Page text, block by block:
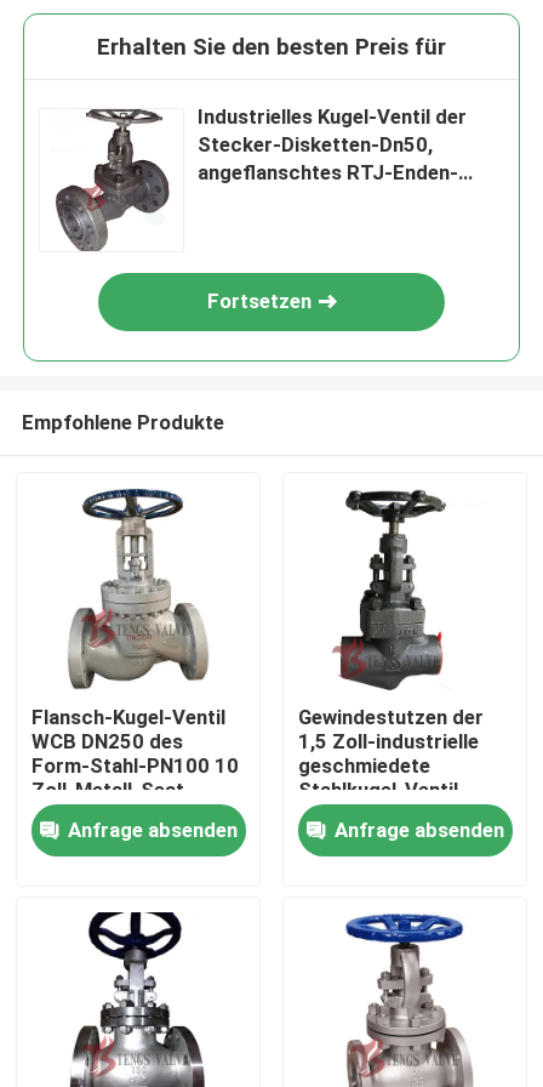
Haus
Produkte
Über uns
Erhalten Sie den besten Preis für
Industrielles Kugel-Ventil der
Stecker-Disketten-Dn50,
angeflanschtes RTJ-Enden-
Fortsetzen
Empfohlene Produkte
Flansch-Kugel-Ventil
WCB DN250 des
Form-Stahl-PN100 10
Zoll-Metall-Seat-
Absperrventile
Anfrage absenden
Gewindestutzen der
1,5 Zoll-industrielle
geschmiedete
Stahlkugel-Ventil-
Klassen-800 A105N
J11H NPT
Anfrage absenden